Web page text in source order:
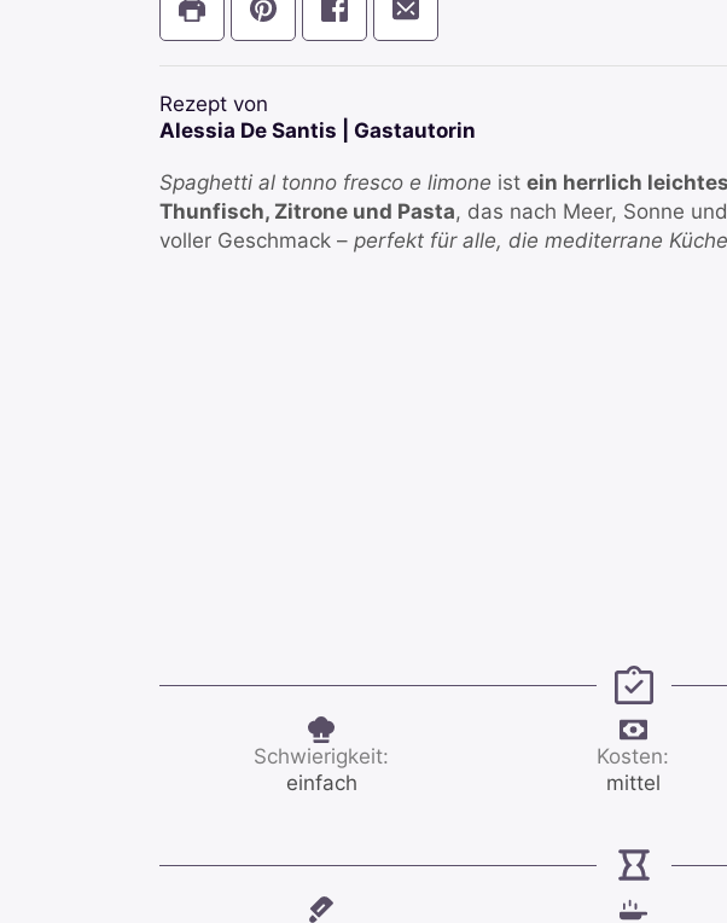
Rezept von
Alessia De Santis | Gastautorin
Spaghetti al tonno fresco e limone ist ein herrlich
Thunfisch, Zitrone und Pasta, das nach Meer, Sonne
voller Geschmack – perfekt für alle, die mediterrane
Schwierigkeit:
einfach
Kosten:
mittel